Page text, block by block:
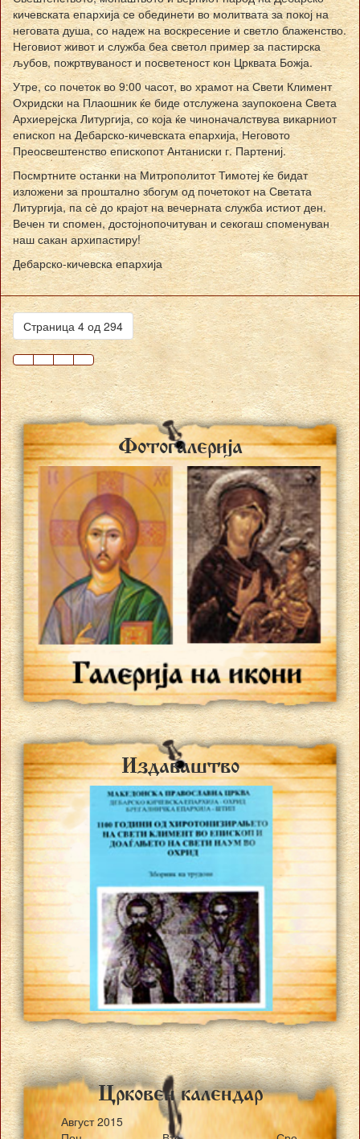
кичевската епархија се обединети во молитвата за покој на
неговата душа, со надеж на воскресение и светло блаженство.
Неговиот живот и служба беа светол пример за пастирска
љубов, пожртвуваност и посветеност кон Црквата Божја.
Утре, со почеток во 9:00 часот, во храмот на Свети Климент
Охридски на Плаошник ќе биде отслужена заупокоена Света
Архиерејска Литургија, со која ќе чиноначалствува викарниот
епископ на Дебарско-кичевската епархија, Неговото
Преосвештенство епископот Антаниски г. Партениј.
Посмртните останки на Митрополитот Тимотеј ќе бидат
изложени за проштално збогум од почетокот на Светата
Литургија, па сѐ до крајот на вечерната служба истиот ден.
Вечен ти спомен, достојнопочитуван и секогаш споменуван
наш сакан архипастиру!
Дебарско-кичевска епархија
Страница 4 од 294
Fotogalerija
Izdava{tvo
Crkoven kalendar
Август 2015